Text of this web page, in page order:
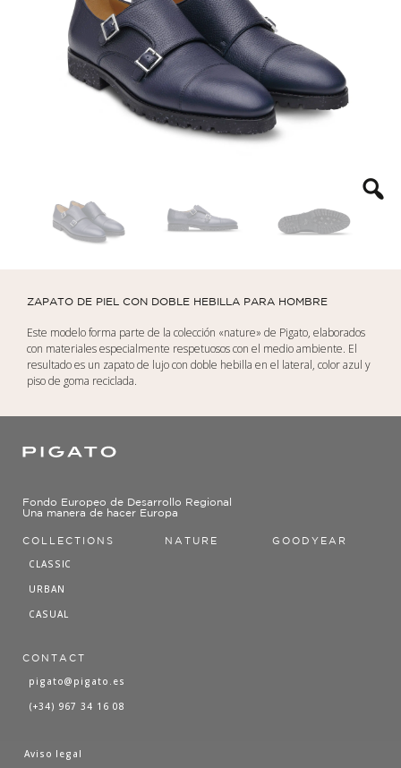
ZAPATO DE PIEL CON DOBLE HEBILLA PARA HOMBRE
Este modelo forma parte de la colección «nature» de Pigato, elaborados
con materiales especialmente respetuosos con el medio ambiente. El
resultado es un zapato de lujo con doble hebilla en el lateral, color azul y
piso de goma reciclada.
Fondo Europeo de Desarrollo Regional
Una manera de hacer Europa
COLLECTIONS
CLASSIC
URBAN
CASUAL
NATURE GOODYEAR
CONTACT
pigato@pigato.es
(+34) 967 34 16 08
Aviso legal